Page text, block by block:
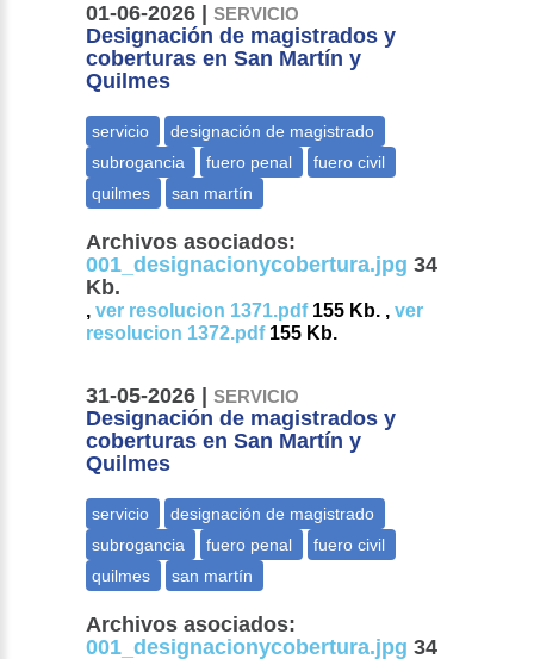
01-06-2026 |SERVICIO
Designación de magistrados y
coberturas en San Martín y
Quilmes
Archivos asociados:
001_designacionycobertura.jpg 34
Kb.
,ver resolucion 1371.pdf155 Kb. ,ver
resolucion 1372.pdf155 Kb.
31-05-2026 |SERVICIO
Designación de magistrados y
coberturas en San Martín y
Quilmes
Archivos asociados:
001_designacionycobertura.jpg 34